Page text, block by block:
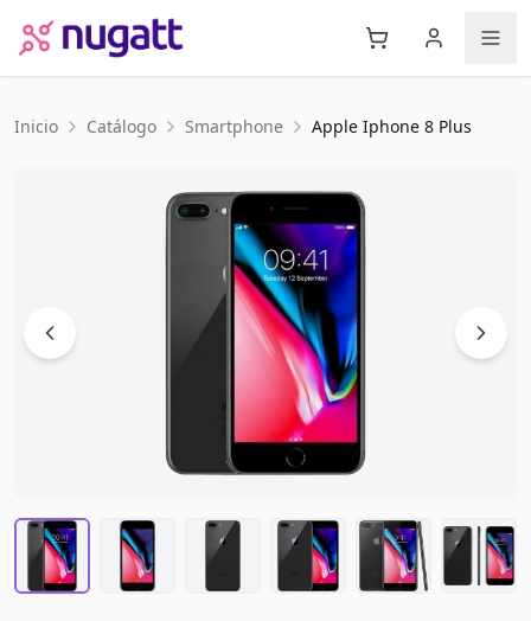
Inicio Catálogo Smartphone Apple Iphone 8 Plus